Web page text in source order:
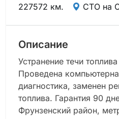
227572 км.
СТО на
Описание
Устранение течи
Проведена
диагностика, заменен
топлива. Гарантия 90
Фрунзенский район,